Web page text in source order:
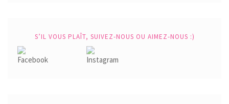
S’IL VOUS PLAÎT, SUIVEZ-NOUS OU AIMEZ-NOUS :)